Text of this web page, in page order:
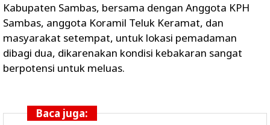
Kabupaten Sambas, bersama dengan Anggota KPH
Sambas, anggota Koramil Teluk Keramat, dan
masyarakat setempat, untuk lokasi pemadaman
dibagi dua, dikarenakan kondisi kebakaran sangat
berpotensi untuk meluas.
Baca juga: